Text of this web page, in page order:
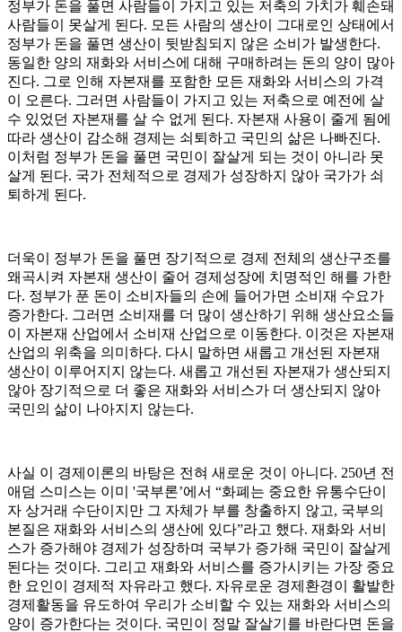
정부가 돈을 풀면 사람들이 가지고 있는 저축의 가치가 훼손돼
사람들이 못살게 된다. 모든 사람의 생산이 그대로인 상태에서
정부가 돈을 풀면 생산이 뒷받침되지 않은 소비가 발생한다.
동일한 양의 재화와 서비스에 대해 구매하려는 돈의 양이 많아
진다. 그로 인해 자본재를 포함한 모든 재화와 서비스의 가격
이 오른다. 그러면 사람들이 가지고 있는 저축으로 예전에 살
수 있었던 자본재를 살 수 없게 된다. 자본재 사용이 줄게 됨에
따라 생산이 감소해 경제는 쇠퇴하고 국민의 삶은 나빠진다.
이처럼 정부가 돈을 풀면 국민이 잘살게 되는 것이 아니라 못
살게 된다. 국가 전체적으로 경제가 성장하지 않아 국가가 쇠
퇴하게 된다.
더욱이 정부가 돈을 풀면 장기적으로 경제 전체의 생산구조를
왜곡시켜 자본재 생산이 줄어 경제성장에 치명적인 해를 가한
다. 정부가 푼 돈이 소비자들의 손에 들어가면 소비재 수요가
증가한다. 그러면 소비재를 더 많이 생산하기 위해 생산요소들
이 자본재 산업에서 소비재 산업으로 이동한다. 이것은 자본재
산업의 위축을 의미하다. 다시 말하면 새롭고 개선된 자본재
생산이 이루어지지 않는다. 새롭고 개선된 자본재가 생산되지
않아 장기적으로 더 좋은 재화와 서비스가 더 생산되지 않아
국민의 삶이 나아지지 않는다.
사실 이 경제이론의 바탕은 전혀 새로운 것이 아니다. 250년 전
애덤 스미스는 이미 '국부론’에서 “화폐는 중요한 유통수단이
자 상거래 수단이지만 그 자체가 부를 창출하지 않고, 국부의
본질은 재화와 서비스의 생산에 있다”라고 했다. 재화와 서비
스가 증가해야 경제가 성장하며 국부가 증가해 국민이 잘살게
된다는 것이다. 그리고 재화와 서비스를 증가시키는 가장 중요
한 요인이 경제적 자유라고 했다. 자유로운 경제환경이 활발한
경제활동을 유도하여 우리가 소비할 수 있는 재화와 서비스의
양이 증가한다는 것이다. 국민이 정말 잘살기를 바란다면 돈을